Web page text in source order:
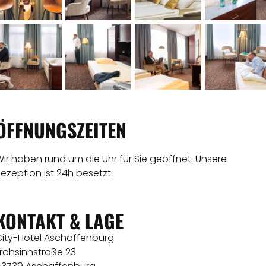
haben rund um die Uhr für Sie geöffnet. Unsere
ist 24h besetzt.
& LAGE
Hotel Aschaffenburg
23